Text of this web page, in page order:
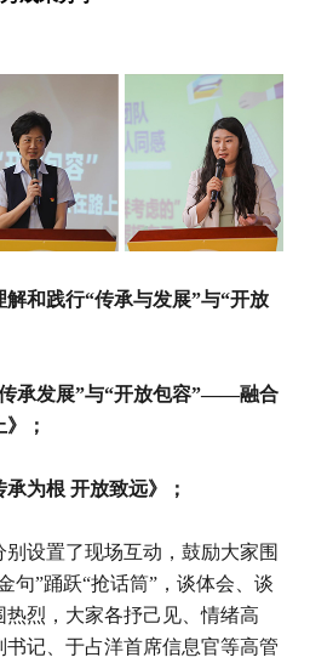
和践行“传承与发展”与“开放
承发展”与“开放包容”——融合
；
为根 开放致远》；
设置了现场互动，鼓励大家围
句”踊跃“抢话筒”，谈体会、谈
烈，大家各抒己见、情绪高
记、于占洋首席信息官等高管